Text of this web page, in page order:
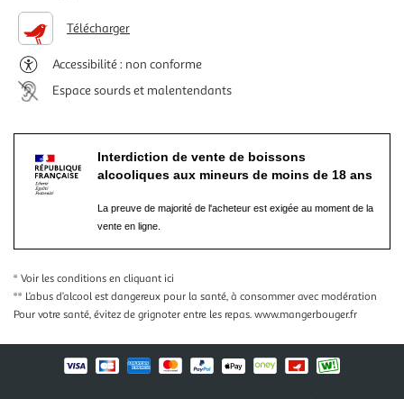
Télécharger
Accessibilité : non conforme
Espace sourds et malentendants
Interdiction de vente de boissons
alcooliques aux mineurs de moins de 18 ans
La preuve de majorité de l'acheteur est exigée au moment de la
vente en ligne.
* Voir les conditions en cliquant ici
** L’abus d’alcool est dangereux pour la santé, à consommer avec modération
Pour votre santé, évitez de grignoter entre les repas. www.mangerbouger.fr